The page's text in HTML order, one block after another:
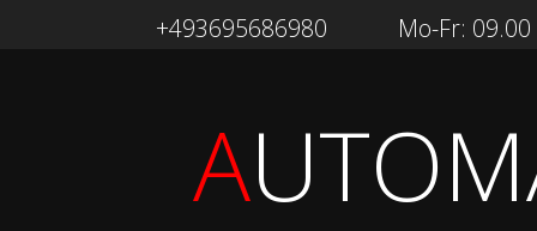
+493695686980 Mo-Fr:
A